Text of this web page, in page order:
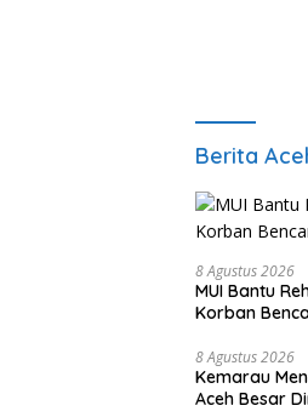
Berita
8 Agustus 2026
MUI Bantu
Korban
8 Agustus 2026
Kemarau
Aceh Besar